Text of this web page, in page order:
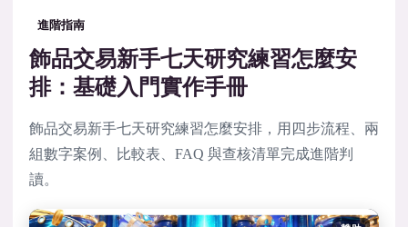
進階指南
飾品交易新手七天研究練習怎麼安
排：基礎入門實作手冊
飾品交易新手七天研究練習怎麼安排，用四步流程、兩
組數字案例、比較表、FAQ 與查核清單完成進階判
讀。